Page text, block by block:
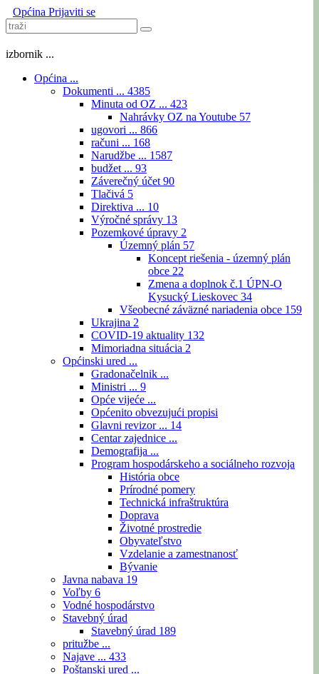
Općina Prijaviti se
izbornik ...
Općina ...
Dokumenti ... 4385
Minuta od OZ ... 423
Nahrávky OZ na Youtube 57
ugovori ... 866
računi ... 168
Narudžbe ... 1587
budžet ... 93
Záverečný účet 90
Tlačivá 5
Direktiva ... 10
Výročné správy 13
Pozemkové úpravy 2
Územný plán 57
Koncept riešenia - územný plán
obce 22
Zmena a doplnok č.1 ÚPN-O
Kysucký Lieskovec 34
Všeobecné záväzné nariadenia obce 159
Ukrajina 2
COVID-19 aktuality 132
Mimoriadna situácia 2
Općinski ured ...
Gradonačelnik ...
Ministri ... 9
Opće vijeće ...
Općenito obvezujući propisi
Glavni revizor ... 14
Centar zajednice ...
Demografija ...
Program hospodárskeho a sociálneho rozvoja
História obce
Prírodné pomery
Technická infraštruktúra
Doprava
Životné prostredie
Obyvateľstvo
Vzdelanie a zamestnanosť
Bývanie
Javna nabava 19
Voľby 6
Vodné hospodárstvo
Stavebný úrad
Stavebný úrad 189
pritužbe ...
Najave ... 433
Poštanski ured ...